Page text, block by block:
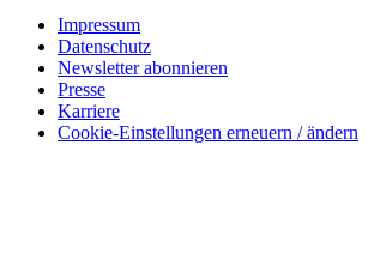
Impressum
Datenschutz
Newsletter abonnieren
Presse
Karriere
Cookie-Einstellungen erneuern / ändern